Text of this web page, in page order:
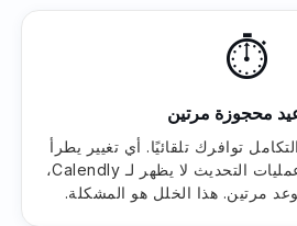
⏱
محجوزة مرتين
توافرك تلقائيًا. أي تغيير يطرأ
على Mindbody بين عمليات التحديث لا يظهر لـ Calendly،
مرتين. هذا الخلل هو المشكلة.